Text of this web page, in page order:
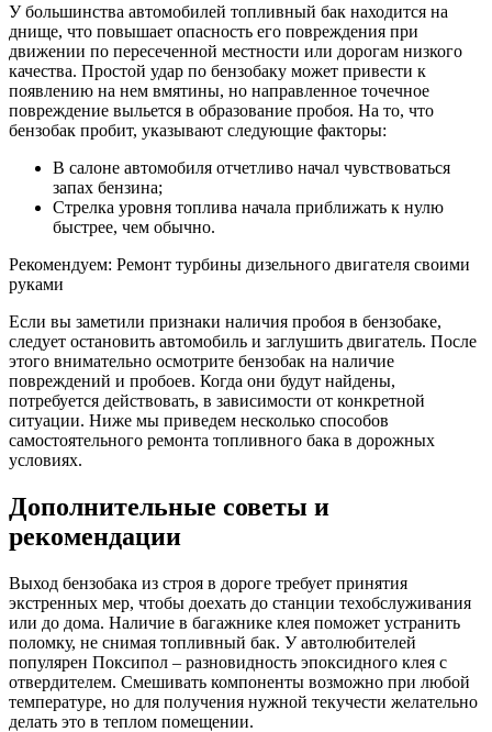
У большинства автомобилей топливный бак находится на
днище, что повышает опасность его повреждения при
движении по пересеченной местности или дорогам низкого
качества. Простой удар по бензобаку может привести к
появлению на нем вмятины, но направленное точечное
повреждение выльется в образование пробоя. На то, что
бензобак пробит, указывают следующие факторы:
В салоне автомобиля отчетливо начал чувствоваться
запах бензина;
Стрелка уровня топлива начала приближать к нулю
быстрее, чем обычно.
Рекомендуем: Ремонт турбины дизельного двигателя своими
руками
Если вы заметили признаки наличия пробоя в бензобаке,
следует остановить автомобиль и заглушить двигатель. После
этого внимательно осмотрите бензобак на наличие
повреждений и пробоев. Когда они будут найдены,
потребуется действовать, в зависимости от конкретной
ситуации. Ниже мы приведем несколько способов
самостоятельного ремонта топливного бака в дорожных
условиях.
Дополнительные советы и
рекомендации
Выход бензобака из строя в дороге требует принятия
экстренных мер, чтобы доехать до станции техобслуживания
или до дома. Наличие в багажнике клея поможет устранить
поломку, не снимая топливный бак. У автолюбителей
популярен Поксипол – разновидность эпоксидного клея с
отвердителем. Смешивать компоненты возможно при любой
температуре, но для получения нужной текучести желательно
делать это в теплом помещении.